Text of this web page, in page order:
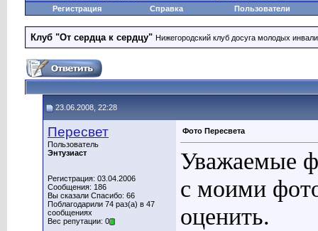
Регистрация
Справка Пользователи
Клуб "От сердца к сердцу" Нижегородский клуб досуга молодых
23.06.2008, 22:28
Пересвет
Пользователь
Энтузиаст
Регистрация: 03.04.2006
Сообщения: 186
Вы сказали Спасибо: 66
Поблагодарили 74 раз(а) в 47
сообщениях
Вес репутации: 0
Фото Пересвета
Уважаемые
с моими
оценить.